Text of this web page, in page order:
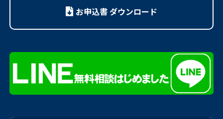
お申込書 ダウンロード